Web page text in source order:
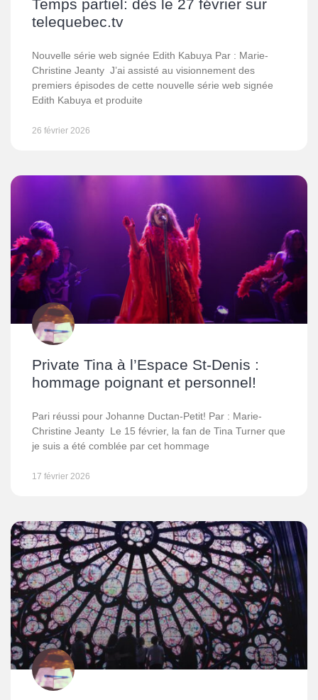
Temps partiel: dès le 27 février sur
telequebec.tv
Nouvelle série web signée Edith Kabuya Par : Marie-
Christine Jeanty J’ai assisté au visionnement des
premiers épisodes de cette nouvelle série web signée
Edith Kabuya et produite
26 février 2026
Private Tina à l’Espace St-Denis :
hommage poignant et personnel!
Pari réussi pour Johanne Ductan-Petit! Par : Marie-
Christine Jeanty Le 15 février, la fan de Tina Turner que
je suis a été comblée par cet hommage
17 février 2026